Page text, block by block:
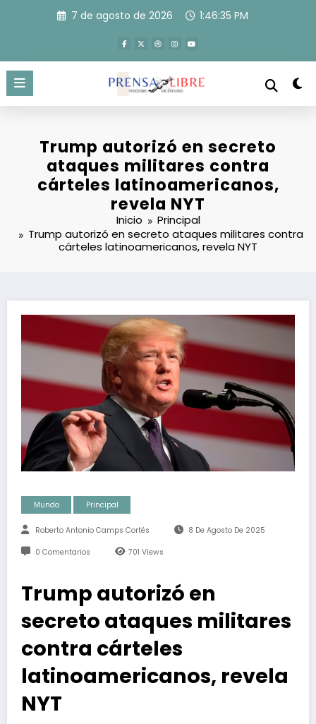
7 de agosto de 2026 1:46:36 PM
Trump autorizó en secreto
ataques militares contra
cárteles latinoamericanos,
revela NYT
Inicio
Principal
Trump autorizó en secreto ataques militares contra
cárteles latinoamericanos, revela NYT
Mundo Principal
Roberto Antonio Camps Cortés 8 De Agosto De 2025
0 Comentarios 701 Views
Trump autorizó en
secreto ataques militares
contra cárteles
latinoamericanos, revela
NYT